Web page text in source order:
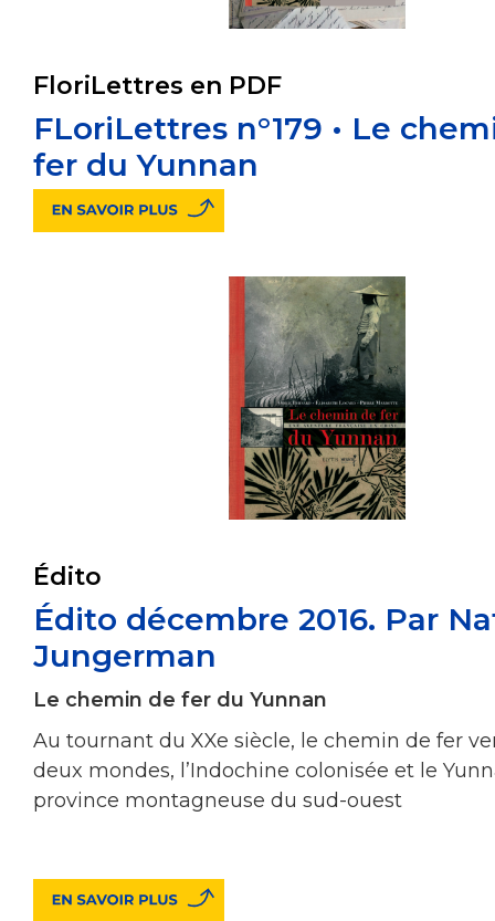
FloriLettres en PDF
FLoriLettres n°179 • Le
fer du Yunnan
Édito
Édito décembre 2016. Par
Jungerman
Le chemin de fer du Yunnan
Au tournant du XXe siècle, le chemin de fer
deux mondes, l’Indochine colonisée et le
province montagneuse du sud-ouest